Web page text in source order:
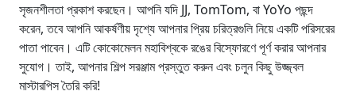
সৃজনশীলতা প্রকাশ করছেন। আপনি যদি JJ, TomTom, বা YoYo পছন্দ
করেন, তবে আপনি আকর্ষণীয় দৃশ্যে আপনার প্রিয় চরিত্রগুলি নিয়ে একটি পরিসরের
পাতা পাবেন। এটি কোকোমেলন মহাবিশ্বকে রঙের বিস্ফোরণে পূর্ণ করার আপনার
সুযোগ। তাই, আপনার শিল্প সরঞ্জাম প্রস্তুত করুন এবং চলুন কিছু উজ্জ্বল
মাস্টারপিস তৈরি করি!